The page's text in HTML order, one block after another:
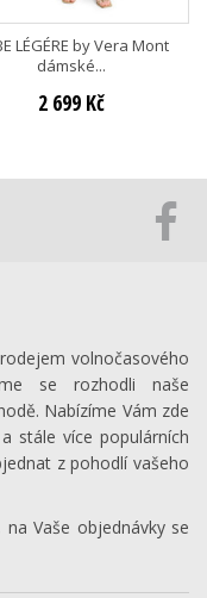
LÉGÉRE by Vera Mont
dámské...
2 699 Kč
volnočasového
se rozhodli naše
Nabízíme Vám zde
stále více populárních
z pohodlí vašeho
Vaše objednávky se